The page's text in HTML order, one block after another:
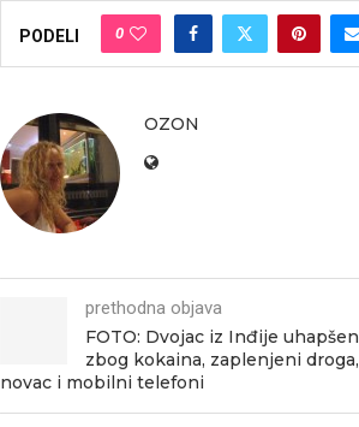
PODELI 0
OZON
prethodna objava
FOTO: Dvojac iz Inđije uhapšen
zbog kokaina, zaplenjeni droga,
novac i mobilni telefoni